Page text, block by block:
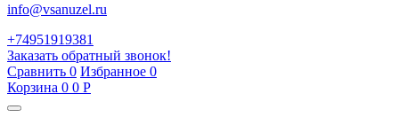
info@vsanuzel.ru
+74951919381
Заказать обратный звонок!
Сравнить 0 Избранное 0
Корзина 0 0 Р